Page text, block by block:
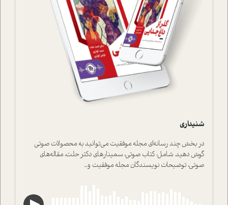
شنیداری
در بخش چند رسانه‌ای مجله موفقیت می‌توانید به محصولات صوتی
گوش دهید. شامل: کتاب صوتی، سمینارهای دکتر حلت، مقاله‌های
صوتی، توضیحات نویسندگان مجله موفقیت و...